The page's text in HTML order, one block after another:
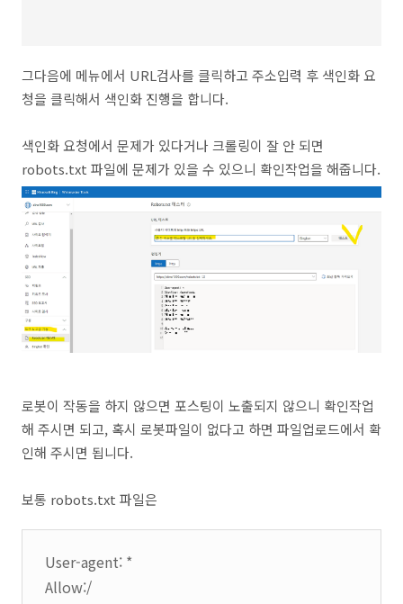
그다음에 메뉴에서 URL검사를 클릭하고 주소입력 후 색인화 요
청을 클릭해서 색인화 진행을 합니다.
색인화 요청에서 문제가 있다거나 크롤링이 잘 안 되면
robots.txt 파일에 문제가 있을 수 있으니 확인작업을 해줍니다.
로봇이 작동을 하지 않으면 포스팅이 노출되지 않으니 확인작업
해 주시면 되고, 혹시 로봇파일이 없다고 하면 파일업로드에서 확
인해 주시면 됩니다.
보통 robots.txt 파일은
User-agent: *
Allow:/